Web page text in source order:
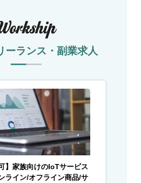
ーランス・副業求人
】家族向けのIoTサービス
ライン/オフライン商品/サ